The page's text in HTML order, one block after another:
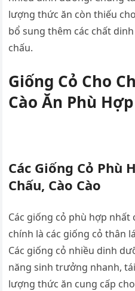
lượng thức ăn còn thiếu
bổ sung thêm các chất
chấu.
Giống Cỏ Cho
Cào Ăn Phù
Các Giống Cỏ Phù
Chấu, Cào Cào
Các giống cỏ phù hợp nhất
chính là các giống cỏ thân
Các giống cỏ nhiều dinh
năng sinh trưởng nhanh,
lượng thức ăn cung cấp cho